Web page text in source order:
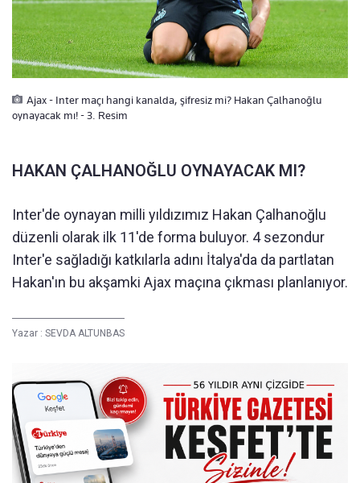
Ajax - Inter maçı hangi kanalda, şifresiz mi? Hakan Çalhanoğlu
oynayacak mı! - 3. Resim
HAKAN ÇALHANOĞLU OYNAYACAK MI?
Inter'de oynayan milli yıldızımız Hakan Çalhanoğlu
düzenli olarak ilk 11'de forma buluyor. 4 sezondur
Inter'e sağladığı katkılarla adını İtalya'da da partlatan
Hakan'ın bu akşamki Ajax maçına çıkması planlanıyor.
Yazar : SEVDA ALTUNBAS